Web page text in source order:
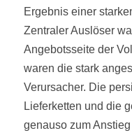
Ergebnis einer
Zentraler Auslöser
Angebotsseite der
waren die stark
Verursacher. Die
Lieferketten und die
genauso zum